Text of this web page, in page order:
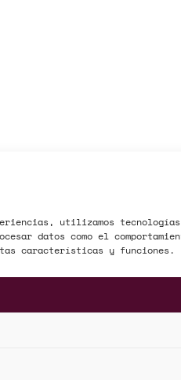
utilizamos
datos como el
características y funciones.